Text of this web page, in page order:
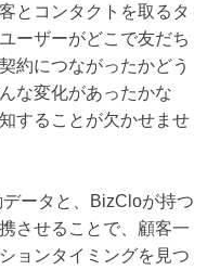
とコンタクトを取るタ
ーザーがどこで友だち
約につながったかどう
な変化があったかな
することが欠かせませ
ータと、BizCloが持つ
させることで、顧客一
ョンタイミングを見つ